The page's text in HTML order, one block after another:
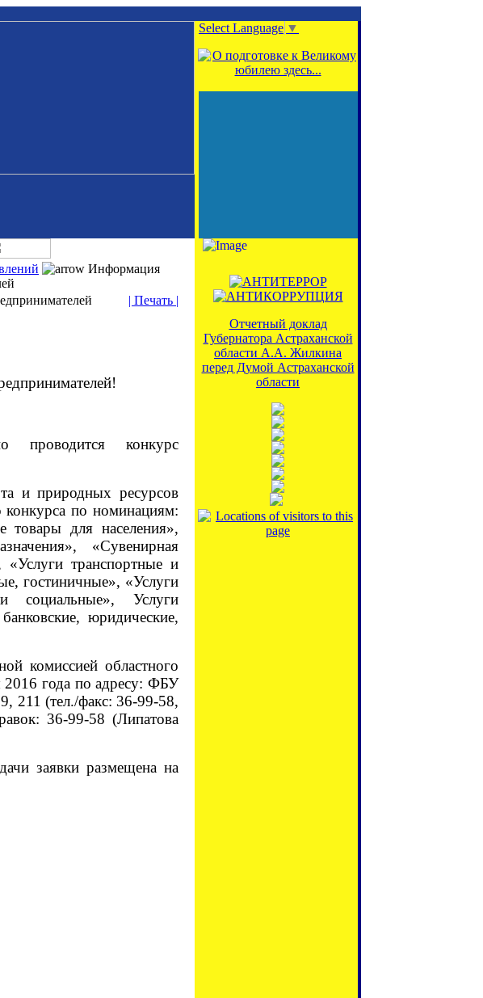
Select Language ▼
Информация
| Печать |
конкурс
и природных ресурсов
конкурса по номинациям:
товары для населения»,
«Сувенирная
«Услуги транспортные и
гостиничные», «Услуги
социальные», Услуги
юридические,
комиссией областного
2016 года по адресу: ФБУ
211 (тел./факс: 36-99-58,
36-99-58 (Липатова
заявки размещена на
Отчетный доклад
Губернатора Астраханской
области А.А. Жилкина
перед Думой Астраханской
области